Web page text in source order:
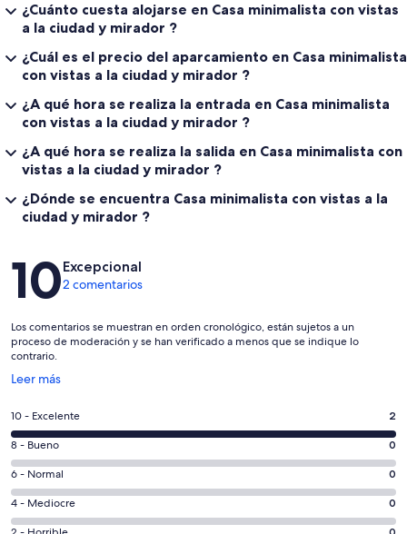
¿Cuánto cuesta alojarse en Casa minimalista con vistas
a la ciudad y mirador ?
¿Cuál es el precio del aparcamiento en Casa minimalista
con vistas a la ciudad y mirador ?
¿A qué hora se realiza la entrada en Casa minimalista
con vistas a la ciudad y mirador ?
¿A qué hora se realiza la salida en Casa minimalista con
vistas a la ciudad y mirador ?
¿Dónde se encuentra Casa minimalista con vistas a la
ciudad y mirador ?
Comentarios
10Excepcional
2 comentarios
Los comentarios se muestran en orden cronológico, están sujetos a un
proceso de moderación y se han verificado a menos que se indique lo
contrario.
Leer más
Se
en
una
ventana
nueva
2
comentarios
de
un
total
de
10 - Excelente 2
0
comentarios
de
un
total
8 - Bueno 0
0
comentarios
de
6 - Normal 0
0
comentarios
4 - Mediocre 0